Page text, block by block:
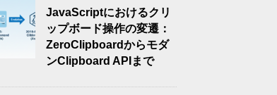
JavaScriptにおけるクリ
ップボード操作の変遷：
ZeroClipboardからモダ
ンClipboard APIまで